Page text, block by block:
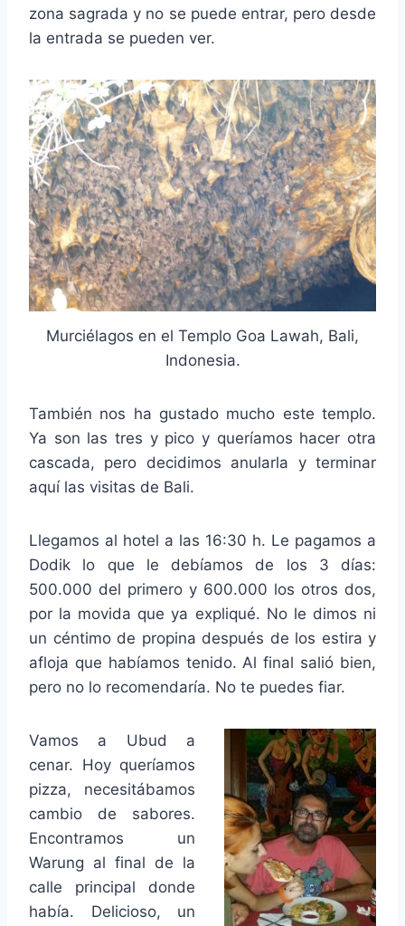
zona sagrada y no se puede entrar, pero desde
la entrada se pueden ver.
Murciélagos en el Templo Goa Lawah, Bali,
Indonesia.
También nos ha gustado mucho este templo.
Ya son las tres y pico y queríamos hacer otra
cascada, pero decidimos anularla y terminar
aquí las visitas de Bali.
Llegamos al hotel a las 16:30 h. Le pagamos a
Dodik lo que le debíamos de los 3 días:
500.000 del primero y 600.000 los otros dos,
por la movida que ya expliqué. No le dimos ni
un céntimo de propina después de los estira y
afloja que habíamos tenido. Al final salió bien,
pero no lo recomendaría. No te puedes fiar.
Vamos a Ubud a
cenar. Hoy queríamos
pizza, necesitábamos
cambio de sabores.
Encontramos un
Warung al final de la
calle principal donde
había. Delicioso, un